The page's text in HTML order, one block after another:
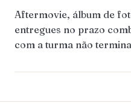
Aftermovie, álbum de
entregues no prazo
com a turma não